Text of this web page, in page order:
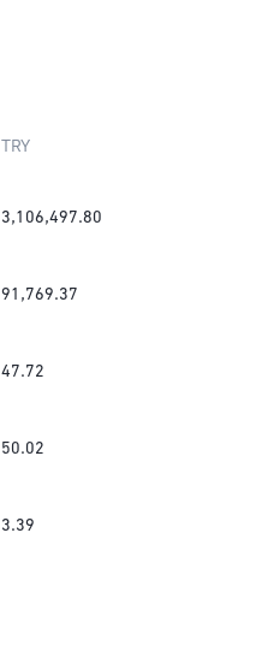
TRY
3,106,497.80
91,769.37
47.72
50.02
3.39